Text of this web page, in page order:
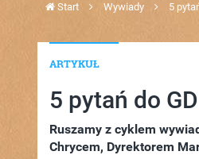
Start Wywiady 5
ARTYKUŁ
5 pytań do
Ruszamy z cyklem
Chrycem, Dyrektorem